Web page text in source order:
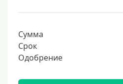
Сумма
Срок
Одобрение